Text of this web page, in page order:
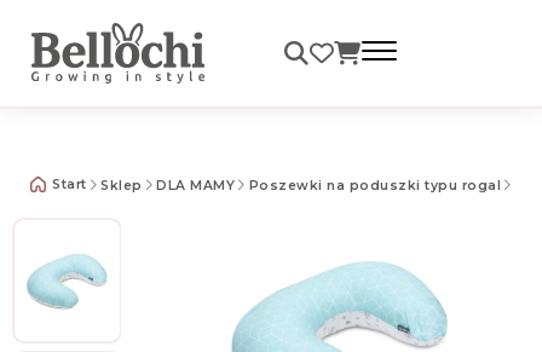
Darmowa dostawa od 99 zł
Start Sklep DLA MAMY Poszewki na poduszki typu rogal